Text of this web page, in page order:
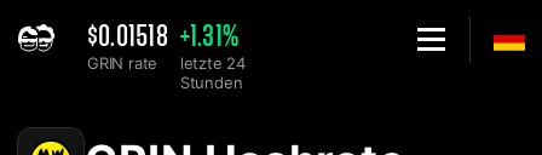
$0.01518
GRIN rate
+1.31%
letzte 24
Stunden
GRIN Netzwerk Hashrate Chart - 2Miners